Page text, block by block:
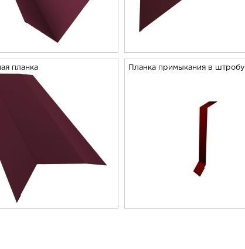
планка Планка примыкания в штробу